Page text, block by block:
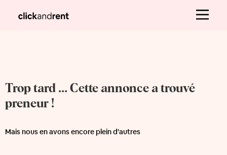
Trop tard ... Cette annonce a trouvé
preneur !
Mais nous en avons encore plein d'autres